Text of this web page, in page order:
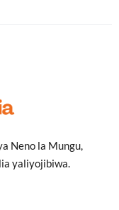
Neno la Mungu,
yaliyojibiwa.